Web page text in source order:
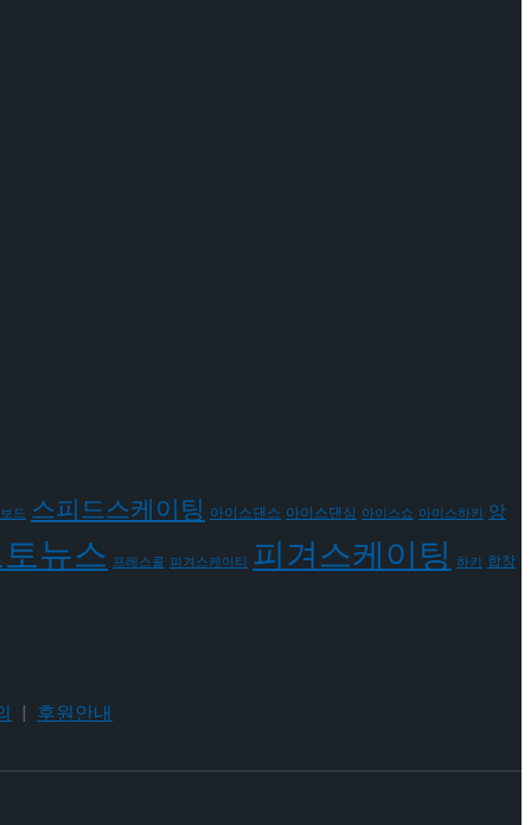
드 스피드스케이팅 아이스댄스 아이스댄싱 아이스쇼 아이스하키 앙
뉴스 프레스콜 피겨스케이티 피겨스케이팅 하키 합창
| 후원안내